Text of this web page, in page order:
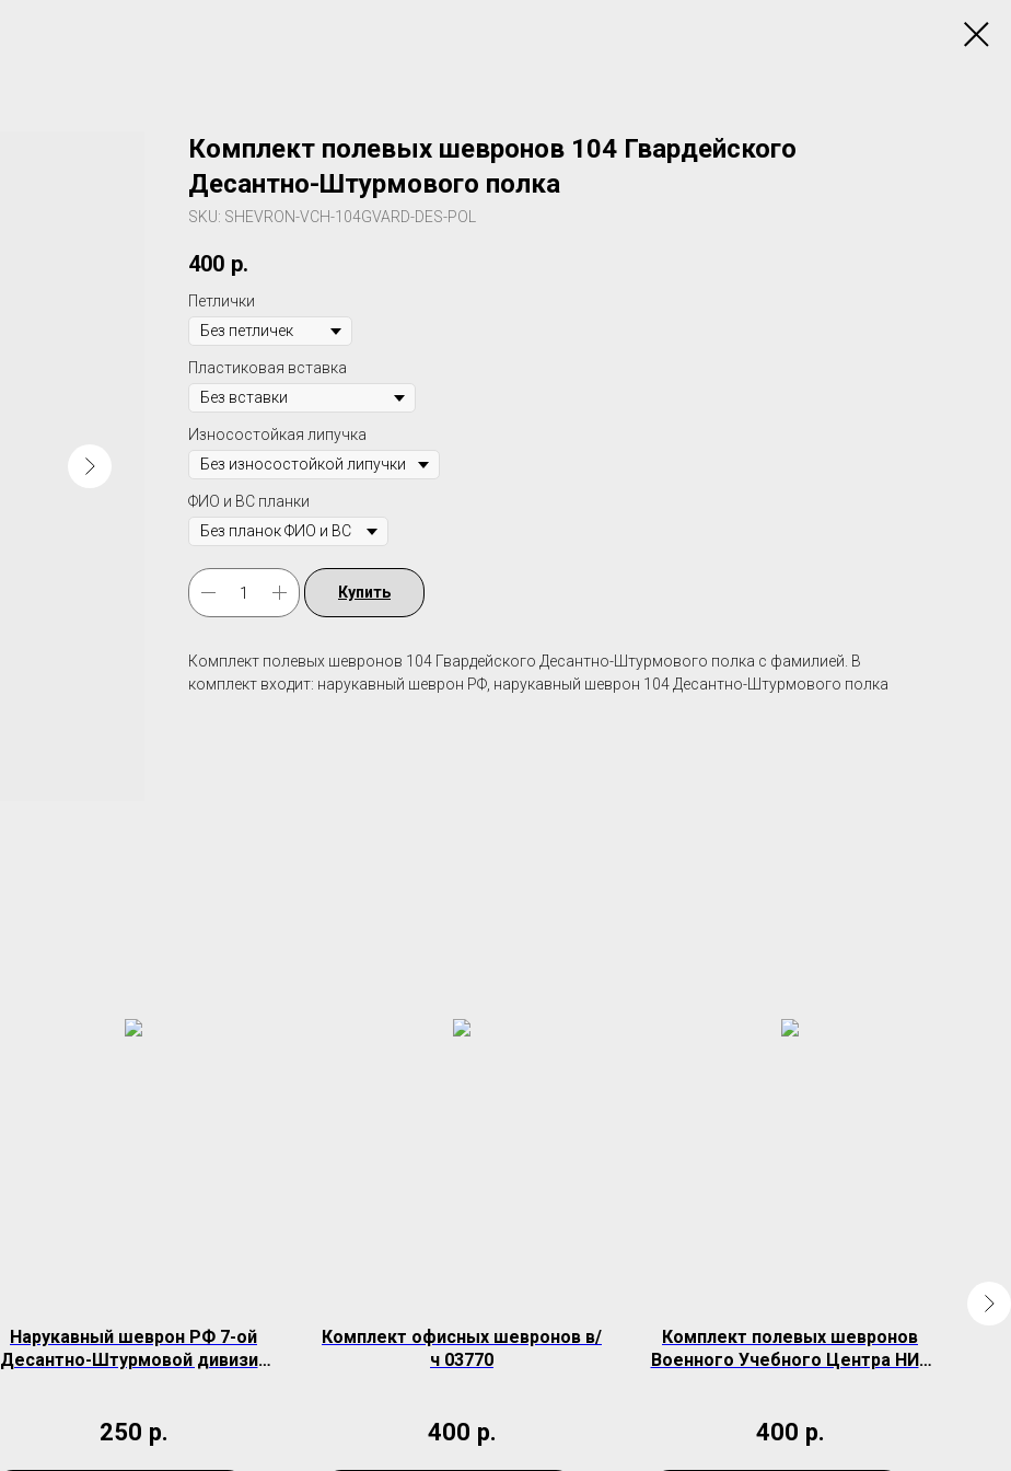
Комплект полевых шевронов 104 Гвардейского
Десантно-Штурмового полка
SKU: SHEVRON-VCH-104GVARD-DES-POL
400 р.
Петлички
Пластиковая вставка
Износостойкая липучка
ФИО и ВС планки
Купить
Комплект полевых шевронов 104 Гвардейского Десантно-Штурмового полка c фамилией. В
комплект входит: нарукавный шеврон РФ, нарукавный шеврон 104 Десантно-Штурмового полка
Нарукавный шеврон РФ 7-ой
Десантно-Штурмовой дивизии
250 р.
Комплект офисных шевронов в/
ч 03770
400 р.
Комплект полевых шевронов
Военного Учебного Центра НИУ
400 р.